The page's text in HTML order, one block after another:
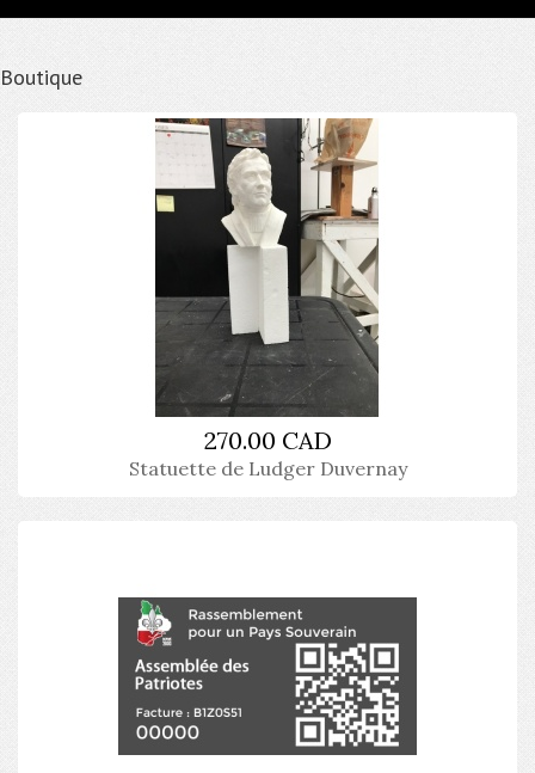
Boutique
270.00 CAD
Statuette de Ludger Duvernay